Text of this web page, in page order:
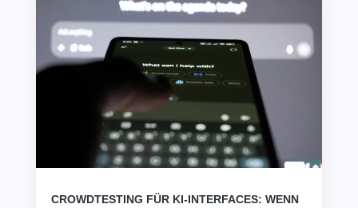
CROWDTESTING FÜR KI-INTERFACES: WENN